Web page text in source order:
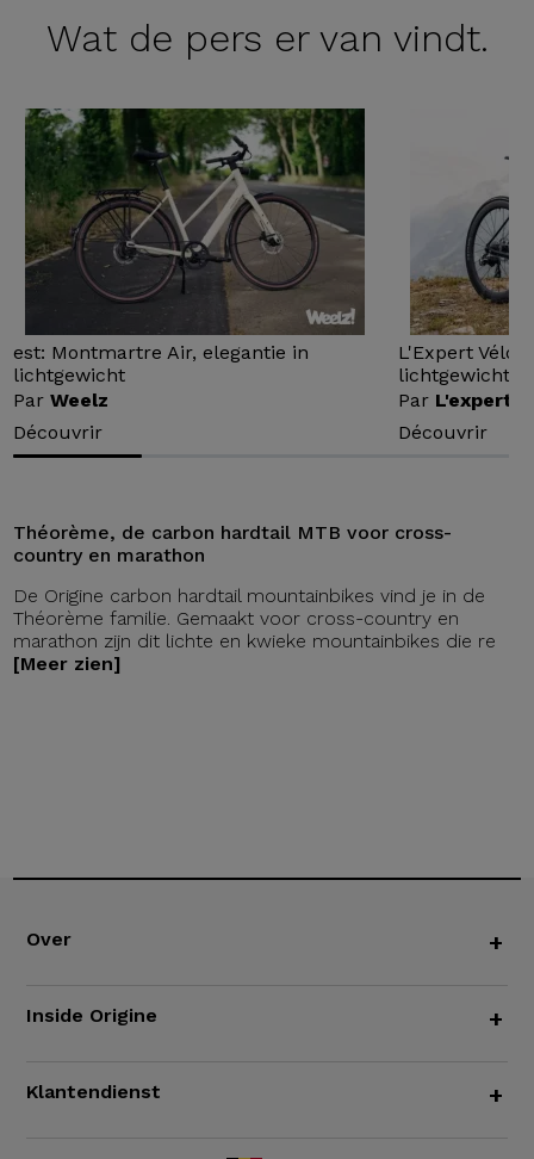
Wat de pers er van vindt.
est: Montmartre Air, elegantie in
lichtgewicht
ParWeelz
Découvrir
L'Expert Vélo
lichtgewicht...
Par L'expert
Découvrir
Théorème, de carbon hardtail MTB voor cross-
country en marathon
De Origine carbon hardtail mountainbikes vind je in de
Théorème familie. Gemaakt voor cross-country en
marathon zijn dit lichte en kwieke mountainbikes die re
[Meer zien]
Over +
Inside Origine +
Klantendienst +